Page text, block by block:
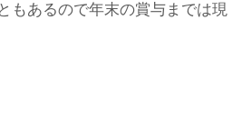
もあるので年末の賞与までは現